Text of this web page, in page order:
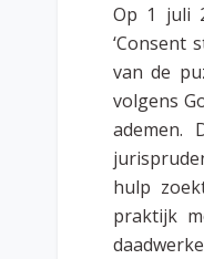
Op 1 juli
‘Consent
van de
volgens
ademen.
hulp
praktijk